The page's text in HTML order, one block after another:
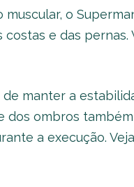
o
e das pernas.
manter a
dos ombros
a execução.